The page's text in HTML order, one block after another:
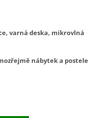
varná deska, mikrovlná
nábytek a postele